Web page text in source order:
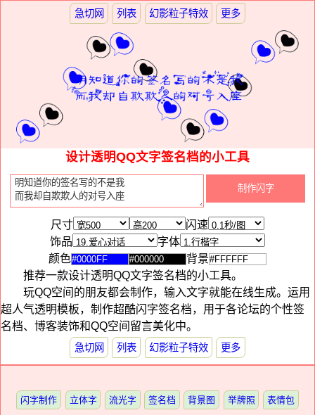
急切网 列表 幻影粒子特效 更多
设计透明QQ文字签名档的小工具
尺寸
闪速
饰品
字体
颜色
背景
推荐一款设计透明QQ文字签名档的小工具。
玩QQ空间的朋友都会制作，输入文字就能在线生成。运用
超人气透明模板，制作超酷闪字签名档，用于各论坛的个性签
名档、博客装饰和QQ空间留言美化中。
急切网 列表 幻影粒子特效 更多
闪字制作 立体字 流光字 签名档 背景图 举牌照 表情包